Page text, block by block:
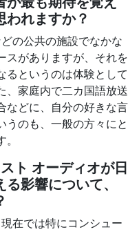
われますか？
の公共の施設でなかな
スがありますが、それを
るというのは体験として
、家庭内で二カ国語放送
などに、自分の好きな言
うのも、一般の方々にと
ト オーディオが日
影響について、
在では特にコンシュー